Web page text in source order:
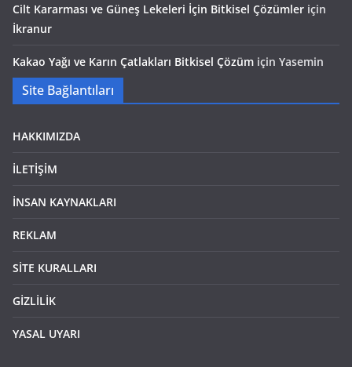
Cilt Kararması ve Güneş Lekeleri İçin Bitkisel Çözümler için
İkranur
Kakao Yağı ve Karın Çatlakları Bitkisel Çözüm için Yasemin
Site Bağlantıları
HAKKIMIZDA
İLETİŞİM
İNSAN KAYNAKLARI
REKLAM
SİTE KURALLARI
GİZLİLİK
YASAL UYARI